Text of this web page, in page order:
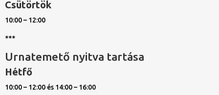
Csütörtök
10:00 – 12:00
***
Urnatemető nyitva tartása
Hétfő
10:00 – 12:00 és 14:00 – 16:00